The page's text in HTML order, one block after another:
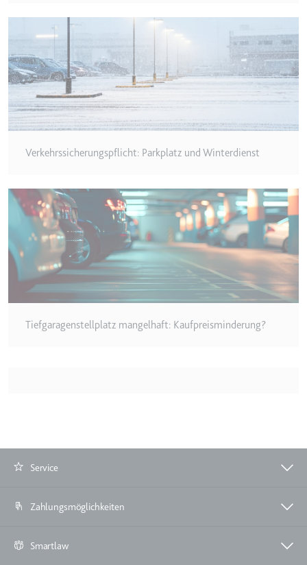
Anbieter:
youtube.com
Benutzereinstellungen beim Abruf
eines auf anderen Webseiten
Ablauf:
Sitzung
__Secure-YNID
Anbieter:
youtube.com
Zweck:
Wird verwendet, um die
Interaktion der Nutzer mit
eingebetteten Inhalten zu
verfolgen.
HTTP-Cookie
verfolgen.
Ablauf:
LogsDatabaseV2:V#||LogsRequestsStore
Verkehrssicherungspflicht: Parkplatz und Winterdienst
Tiefgaragenstellplatz mangelhaft: Kaufpreisminderung?
Service
Zahlungsmöglichkeiten
Smartlaw